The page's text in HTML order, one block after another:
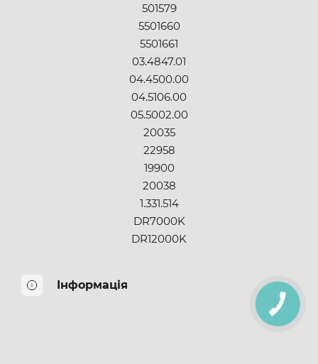
501579
5501660
5501661
03.4847.01
04.4500.00
04.5106.00
05.5002.00
20035
22958
19900
20038
1.331.514
DR7000K
DR12000K
Інформація
КНОПКА
ЗВ'ЯЗКУ